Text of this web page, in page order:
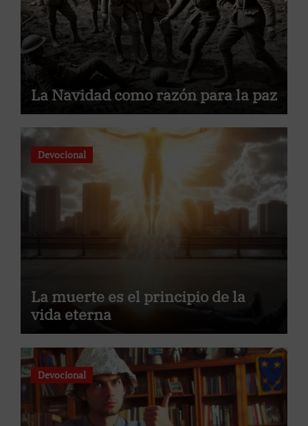
La Navidad como razón para la paz
Devocional
La muerte es el principio de la
vida eterna
Devocional